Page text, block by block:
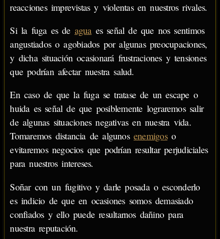
reacciones imprevistas y violentas en nuestros rivales.
Si la fuga es de aguaes señal de que nos sentimos
angustiados o agobiados por algunas preocupaciones,
y dicha situación ocasionará frustraciones y tensiones
que podrían afectar nuestra salud.
En caso de que la fuga se tratase de un escape o
huida es señal de que posiblemente lograremos salir
de algunas situaciones negativas en nuestra vida.
Tomaremos distancia de algunosenemigoso
evitaremos negocios que podrían resultar perjudiciales
para nuestros intereses.
Soñar con un fugitivo y darle posada o esconderlo
es indicio de que en ocasiones somos demasiado
confiados y ello puede resultarnos dañino para
nuestra reputación.